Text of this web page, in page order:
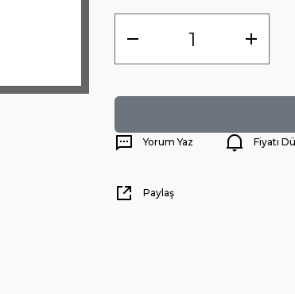
Yorum Yaz Fiyatı
Paylaş